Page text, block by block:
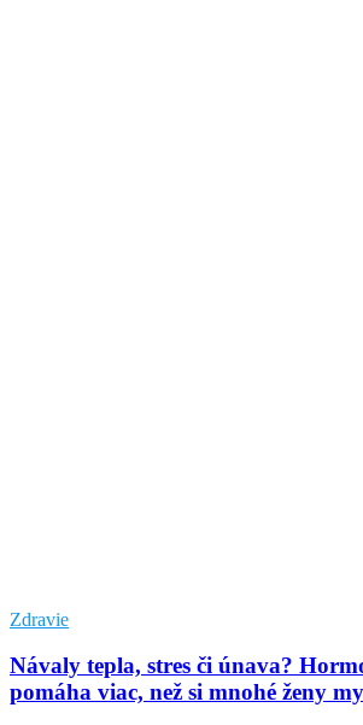
Zdravie
Návaly tepla, stres či únava?
pomáha viac, než si mnohé ženy